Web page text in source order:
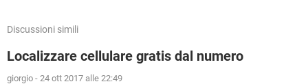
Discussioni simili
Localizzare cellulare gratis dal numero
giorgio - 24 ott 2017 alle 22:49